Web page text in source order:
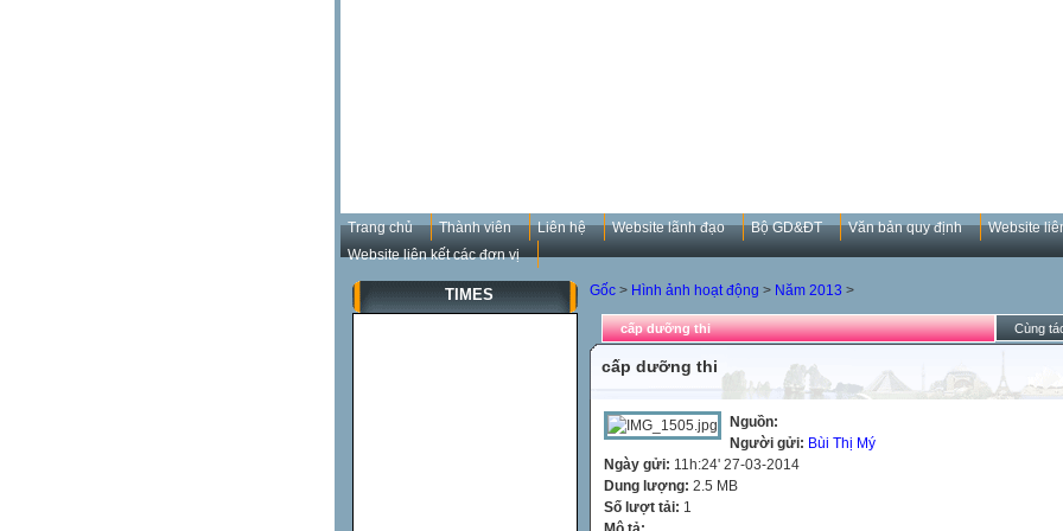
Trang chủ Thành viên Liên hệ Website lãnh đạo Bộ GD&ĐT Văn bản quy định
Website
Website liên kết các đơn vị
TIMES Gốc > Hình ảnh hoạt động > Năm 2013 >
cấp dưỡng thi Cùng
cấp dưỡng thi
Nguồn:
Người gửi: Bùi Thị Mý
Ngày gửi: 11h:24' 27-03-2014
Dung lượng: 2.5 MB
Số lượt tải: 1